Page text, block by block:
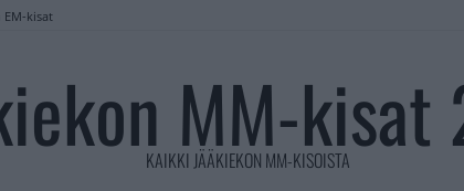
EM-kisat
MM-
KAIKKI JÄÄKIEKON MM-KISOISTA